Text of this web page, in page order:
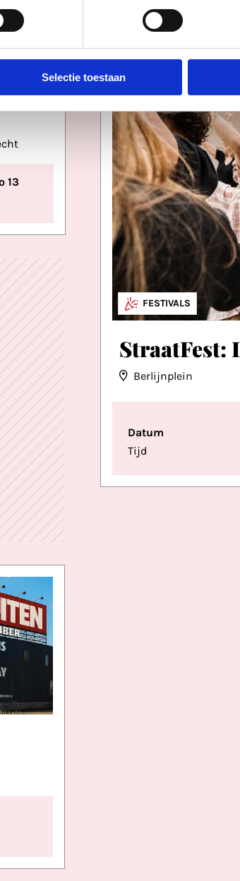
Selectie toestaan
13
FESTIVALS
StraatFest:
Berlijnplein
Datum
Tijd